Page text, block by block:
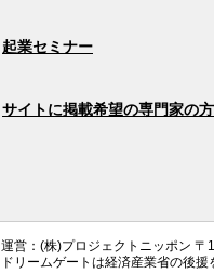
起業セミナー
サイトに掲載希望の専門家の方
運営：(株)プロジェクトニッポン
ドリームゲートは経済産業省の後